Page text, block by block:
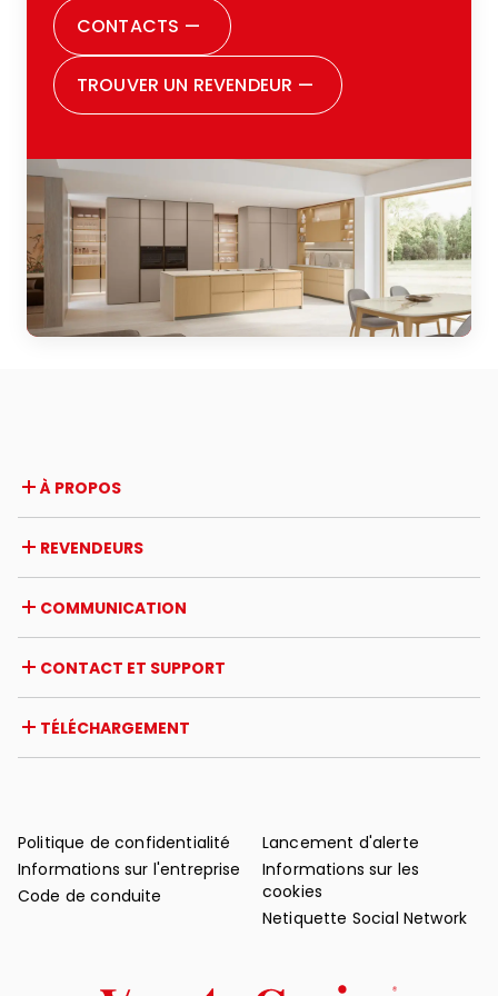
attention, m’aidant à prendre chaque
décision avec sérénité. Aujourd’hui je peux
dire être pleinement satisfaite de tous les
choix que j’ai faits. Je souhaite remercier
parce qu’ils sont incontestablement une
grande famille, et cela se perçoit dès la
première rencontre. Ils vous font sentir
acceptée, écoutée, et suivie avec soin
durant toutes les phases du parcours. Je
conseille vivement à quiconque est en
train de penser à rénover sa cuisine ou à
CONTACTS —
TROUVER UN REVENDEUR —
À PROPOS
Prix et reconnaissances
Opportunités de carrière
Certifications
REVENDEURS
Étranger
Initiatives des revendeurs
COMMUNICATION
Actualités
Revue de presse
CONTACT ET SUPPORT
Garantie
Support après-vente
TÉLÉCHARGEMENT
Politique de confidentialité
Informations sur l'entreprise
Code de conduite
Lancement d'alerte
Informations sur les
cookies
Netiquette Social Network